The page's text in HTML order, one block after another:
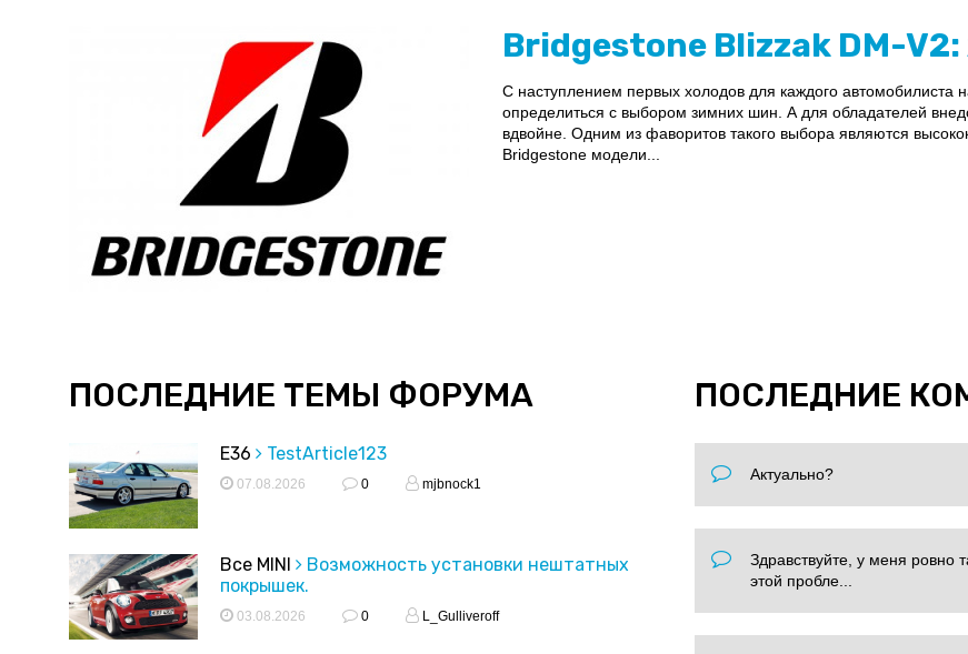
Bridgestone Blizzak DM-
С наступлением первых холодов для каждого автомобилиста
определиться с выбором зимних шин. А для обладателей
вдвойне. Одним из фаворитов такого выбора являются
Bridgestone модели...
ПОСЛЕДНИЕ ТЕМЫ ФОРУМА
E36 TestArticle123
07.08.2026 0 mjbnock1
Все MINI
Возможность установки нештатных
покрышек.
03.08.2026 0 L_Gulliveroff
ПОСЛЕДНИЕ
Актуально?
Здравствуйте, у меня ровно
этой пробле...